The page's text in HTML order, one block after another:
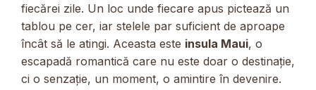
fiecărei zile. Un loc unde fiecare apus pictează un
tablou pe cer, iar stelele par suficient de aproape
încât să le atingi. Aceasta este insula Maui, o
escapadă romantică care nu este doar o destinație,
ci o senzație, un moment, o amintire în devenire.